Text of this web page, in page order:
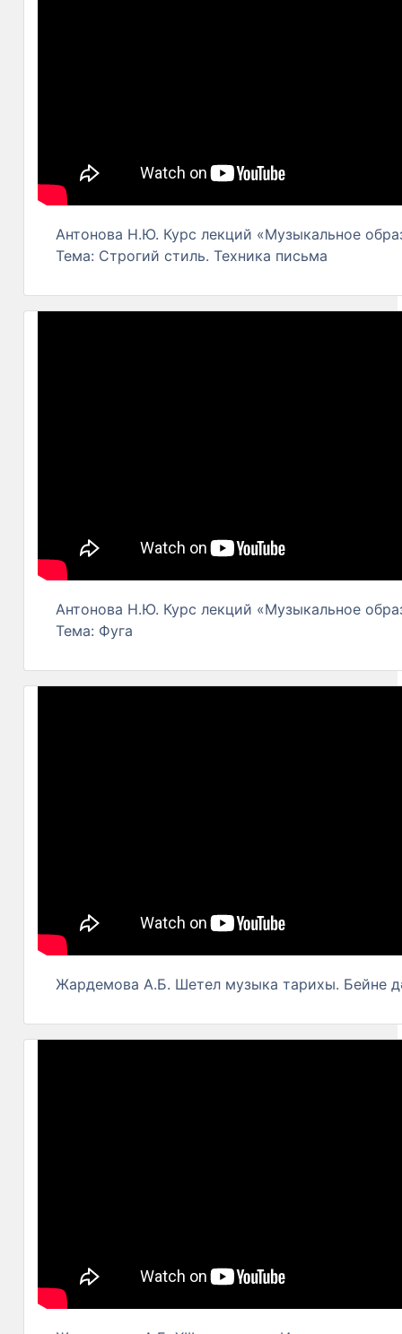
Антонова Н.Ю. Курс лекций «Музыкальное
Тема: Строгий стиль. Техника письма
Антонова Н.Ю. Курс лекций «Музыкальное
Тема: Фуга
Жардемова А.Б. Шетел музыка тарихы. Бейне